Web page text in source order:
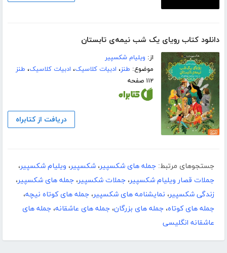
دانلود کتاب رویای یک شب نیمه‌ی تابستان
از: ویلیام شکسپیر
موضوع: طنز، ادبیات کلاسیک، ادبیات کلاسیک، طنز
۱۱۲ صفحه
دریافت از کتابراه
جستجوهای مرتبط: جمله های شکسپیر، شکسپیر، ویلیام شکسپیر،
جملات قصار ویلیام شکسپیر، جملات شکسپیر، جمله های شکسپیر،
زندگی شکسپیر، نمایشنامه های شکسپیر، جمله های کوتاه نیچه،
جمله های کوتاه، جمله های بزرگان، جمله های عاشقانه، جمله های
عاشقانه انگلیسی